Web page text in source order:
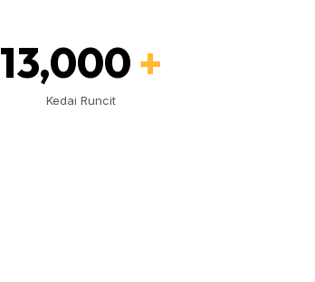
13,000+
Kedai Runcit